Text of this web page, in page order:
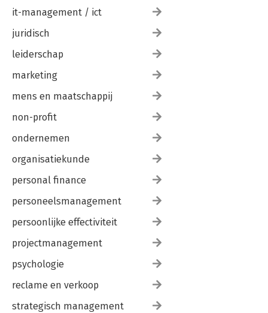
it-management / ict
juridisch
leiderschap
marketing
mens en maatschappij
non-profit
ondernemen
organisatiekunde
personal finance
personeelsmanagement
persoonlijke effectiviteit
projectmanagement
psychologie
reclame en verkoop
strategisch management